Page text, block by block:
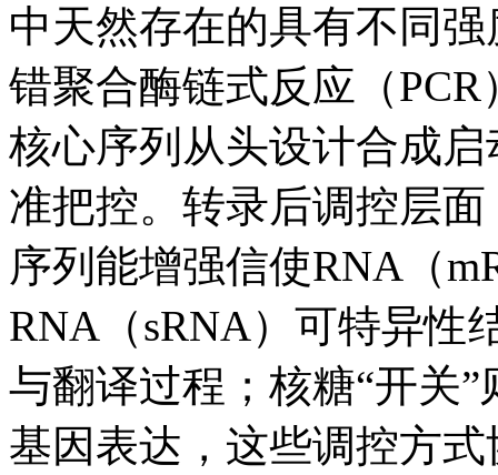
中天然存在的具有不同
错聚合酶链式反应（
核心序列从头设计合成
准把控。转录后调控层
序列能增强信使RNA（
RNA（sRNA）可特异性
与翻译过程；核糖“开关
基因表达，这些调控方